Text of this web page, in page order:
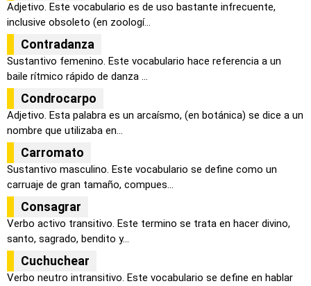
Adjetivo. Este vocabulario es de uso bastante infrecuente,
inclusive obsoleto (en zoologí...
Contradanza
Sustantivo femenino. Este vocabulario hace referencia a un
baile rítmico rápido de danza ...
Condrocarpo
Adjetivo. Esta palabra es un arcaísmo, (en botánica) se dice a un
nombre que utilizaba en...
Carromato
Sustantivo masculino. Este vocabulario se define como un
carruaje de gran tamaño, compues...
Consagrar
Verbo activo transitivo. Este termino se trata en hacer divino,
santo, sagrado, bendito y...
Cuchuchear
Verbo neutro intransitivo. Este vocabulario se define en hablar